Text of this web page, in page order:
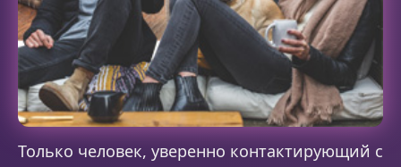
Только человек, уверенно контактирующий с